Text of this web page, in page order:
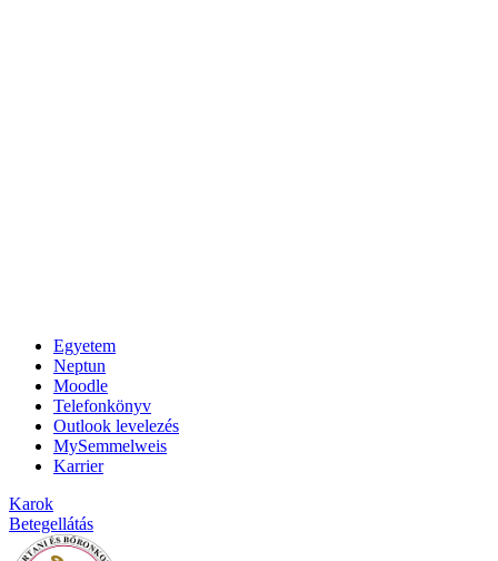
Egyetem
Neptun
Moodle
Telefonkönyv
Outlook levelezés
MySemmelweis
Karrier
Karok
Betegellátás